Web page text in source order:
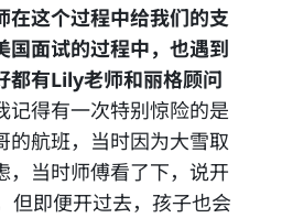
在这个过程中给我们的支
国面试的过程中，也遇到
都有Lily老师和丽格顾问
记得有一次特别惊险的是
的航班，当时因为大雪取
，当时师傅看了下，说开
但即便开过去，孩子也会